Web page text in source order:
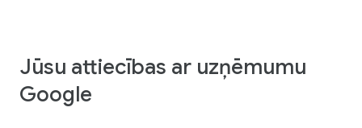
Jūsu attiecības ar uzņēmumu
Google